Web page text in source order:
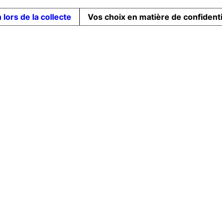
lors de la collecte Vos choix en matière de